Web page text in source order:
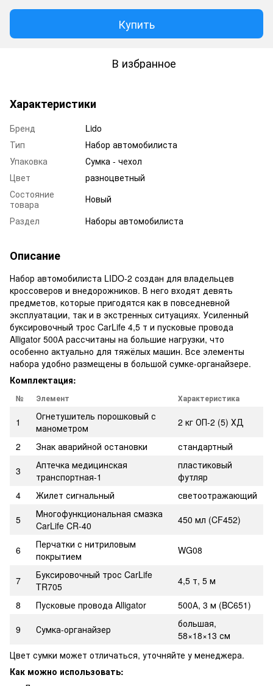
Купить
В избранное
Характеристики
Бренд
Lido
Тип
Набор автомобилиста
Упаковка
Сумка - чехол
Цвет
разноцветный
Состояние
товара
Новый
Раздел
Наборы автомобилиста
Описание
Набор автомобилиста LIDO-2 создан для владельцев
кроссоверов и внедорожников. В него входят девять
предметов, которые пригодятся как в повседневной
эксплуатации, так и в экстренных ситуациях. Усиленный
буксировочный трос CarLife 4,5 т и пусковые провода
Alligator 500А рассчитаны на большие нагрузки, что
особенно актуально для тяжёлых машин. Все элементы
набора удобно размещены в большой сумке-органайзере.
Комплектация:
№ Элемент Характеристика
1
Огнетушитель порошковый с
манометром
2 кг ОП-2 (5) ХД
2
Знак аварийной остановки
стандартный
3
Аптечка медицинская
транспортная-1
пластиковый
футляр
4
Жилет сигнальный
светоотражающий
5
Многофункциональная смазка
CarLife CR-40
450 мл (CF452)
6
Перчатки с нитриловым
покрытием
WG08
7
Буксировочный трос CarLife
TR705
4,5 т, 5 м
8
Пусковые провода Alligator
500А, 3 м (BC651)
9
Сумка-органайзер
большая,
58×18×13 см
Цвет сумки может отличаться, уточняйте у менеджера.
Как можно использовать: